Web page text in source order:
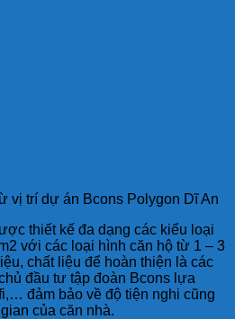
vị trí dự án Bcons Polygon Dĩ An
thiết kế đa dạng các kiểu loại
với các loại hình căn hộ từ 1 – 3
chất liệu để hoàn thiện là các
đầu tư tập đoàn Bcons lựa
đảm bảo về độ tiện nghi cũng
của căn nhà.